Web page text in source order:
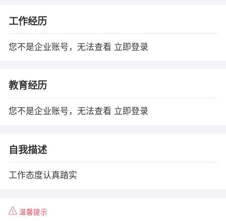
工作经历
您不是企业账号，无法查看 立即登录
教育经历
您不是企业账号，无法查看 立即登录
自我描述
工作态度认真踏实
温馨提示